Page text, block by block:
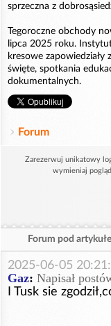
sprzeczna z
Tegoroczne obchody
lipca 2025 roku.
kresowe
święte, spotkania
dokumentalnych.
Forum
Zarezerwuj unikatowy
wymieniaj
Forum pod
2025-06-05
Gaz: Napisał
I Tusk sie